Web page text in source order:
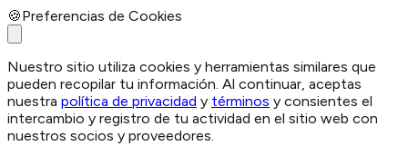
🍪Preferencias de Cookies
Nuestro sitio utiliza cookies y herramientas similares que
pueden recopilar tu información. Al continuar, aceptas
nuestra política de privacidad y términos y consientes el
intercambio y registro de tu actividad en el sitio web con
nuestros socios y proveedores.